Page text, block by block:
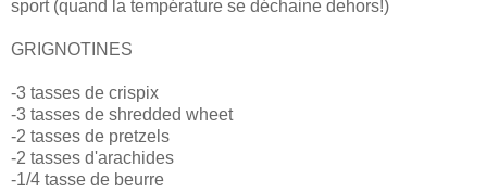
sport (quand la température se déchaine dehors!)
GRIGNOTINES
-3 tasses de crispix
-3 tasses de shredded wheet
-2 tasses de pretzels
-2 tasses d'arachides
-1/4 tasse de beurre